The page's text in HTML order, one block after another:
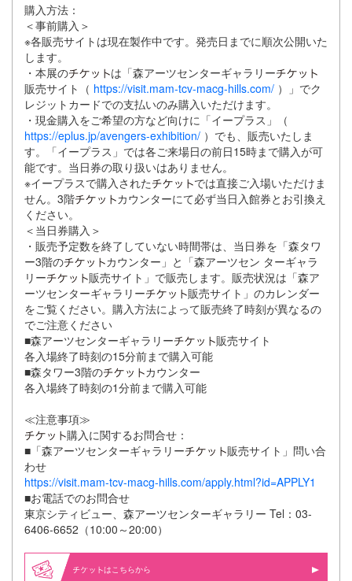
購入方法：
＜事前購入＞
※各販売サイトは現在製作中です。発売日までに順次公開いた
します。
・本展の
は「森アーツセンターギャラリー
販売サイト（ https://visit.mam-tcv-macg-hills.com/ ）」でク
レジットカードでの支払いのみ購入いただけます。
・現金購入をご希望の方など向けに「イープラス」（
https://eplus.jp/avengers-exhibition/ ）でも、販売いたしま
す。「イープラス」では各ご来場日の前日15時まで購入が可
能です。当日券の取り扱いはありません。
※イープラスで購入された
では直接ご入場いただけま
せん。3階
カウンターにて必ず当日入館券とお引換え
ください。
＜当日券購入＞
・販売予定数を終了していない時間帯は、当日券を「森タワ
ー3階の
カウンター」と「森アーツセン ターギャラ
リー
販売サイト」で販売します。販売状況は「森ア
ーツセンターギャラリー
販売サイト」のカレンダー
をご覧ください。購入方法によって販売終了時刻が異なるの
でご注意ください
■森アーツセンターギャラリー
販売サイト
各入場終了時刻の15分前まで購入可能
■森タワー3階の
カウンター
各入場終了時刻の1分前まで購入可能
≪注意事項≫
購入に関するお問合せ：
■「森アーツセンターギャラリー
販売サイト」問い合
わせ
https://visit.mam-tcv-macg-hills.com/apply.html?id=APPLY1
■お電話でのお問合せ
東京シティビュー、森アーツセンターギャラリー Tel：03-
6406-6652（10:00～20:00）
はこちらから